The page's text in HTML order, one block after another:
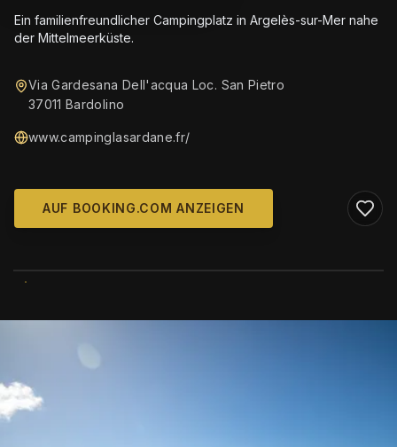
Ein familienfreundlicher Campingplatz in Argelès-sur-Mer nahe
der Mittelmeerküste.
Via Gardesana Dell'acqua Loc. San Pietro
37011 Bardolino
www.campinglasardane.fr/
AUF BOOKING.COM ANZEIGEN